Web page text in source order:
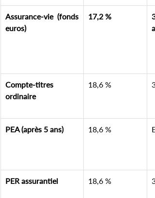
Assurance-vie (fonds
euros)
17,2 %
Compte-titres
ordinaire
18,6 %
PEA (après 5 ans) 18,6 %
PER assurantiel 18,6 %